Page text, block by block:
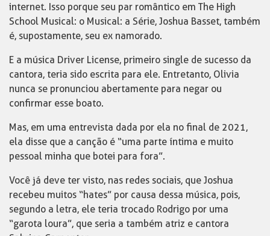
internet. Isso porque seu par romântico em The High
School Musical: o Musical: a Série, Joshua Basset, também
é, supostamente, seu ex namorado.
E a música Driver License, primeiro single de sucesso da
cantora, teria sido escrita para ele. Entretanto, Olivia
nunca se pronunciou abertamente para negar ou
confirmar esse boato.
Mas, em uma entrevista dada por ela no final de 2021,
ela disse que a canção é “uma parte íntima e muito
pessoal minha que botei para fora”.
Você já deve ter visto, nas redes sociais, que Joshua
recebeu muitos “hates” por causa dessa música, pois,
segundo a letra, ele teria trocado Rodrigo por uma
“garota loura”, que seria a também atriz e cantora